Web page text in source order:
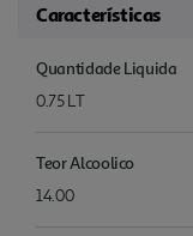
Características
Quantidade Liquida
0.75 LT
Teor Alcoolico
14.00